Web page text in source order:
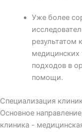
Уже более
результатом
медицинских
подходов в
помощи.
Специализация
Основное
клиника -